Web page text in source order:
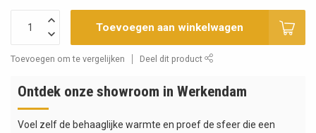
Toevoegen aan winkelwagen
Toevoegen om te vergelijken Deel dit product
Ontdek onze showroom in Werkendam
Voel zelf de behaaglijke warmte en proef de sfeer die een